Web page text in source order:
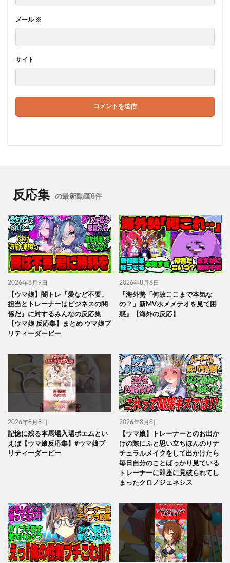
メール ※
サイト
反応集 の最新動画8件
2026年8月9日
【ウマ娘】闇トレ『愛など不要。
担当とトレーナーはビジネスの関
係だ』に対するみんなの反応集
【ウマ娘 反応集】まとめ ウマ娘プ
リティーダービー
2026年8月8日
『海外勢「何故ここまで本気な
の？」新MVホメメテオを見て困
惑』【海外の反応】
2026年8月8日
記憶に残る本馬場入場ポエムとい
えば【ウマ娘反応集】#ウマ娘プ
リティーダービー
2026年8月8日
【ウマ娘】トレーナーとのお出か
けの際にふと思い立ちほんのりナ
チュラルメイクをして出かけたら
毎日自分のことばっかり見ている
トレーナーに即座に見破られてし
まったクロノジェネシス